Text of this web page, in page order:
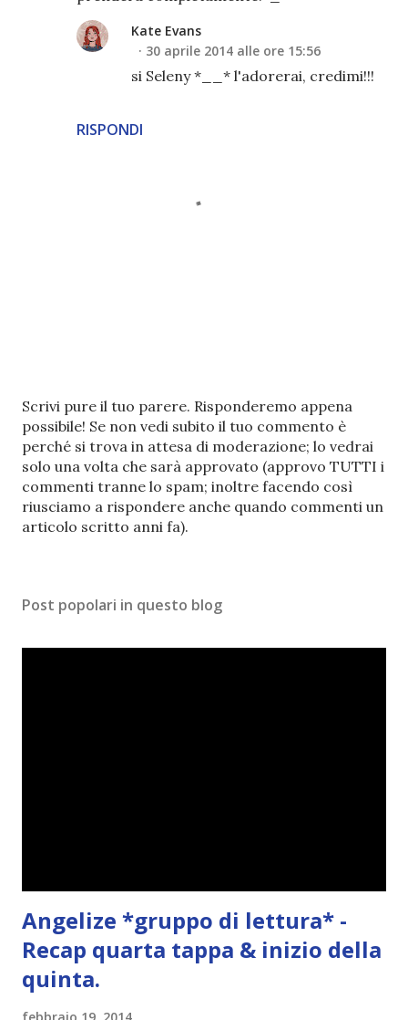
RISPONDI
Kate Evans
30 aprile 2014 alle ore 15:56
si Seleny *__* l'adorerai, credimi!!!
P
o
s
t
a
u
n
m
n
Scrivi pure il tuo parere. Risponderemo appena
possibile! Se non vedi subito il tuo commento è
perché si trova in attesa di moderazione; lo vedrai
solo una volta che sarà approvato (approvo TUTTI i
commenti tranne lo spam; inoltre facendo così
riusciamo a rispondere anche quando commenti un
articolo scritto anni fa).
Post popolari in questo blog
Angelize *gruppo di lettura* -
Recap quarta tappa & inizio della
quinta.